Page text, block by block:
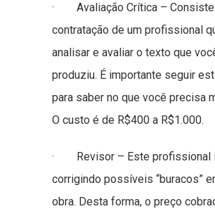
· Avaliação Crítica – Consiste
contratação de um profissional
analisar e avaliar o texto que
produziu. É importante seguir
para saber no que você precisa
O custo é de R$400 a R$1.000.
· Revisor – Este profissional
corrigindo possíveis “buracos”
obra. Desta forma, o preço